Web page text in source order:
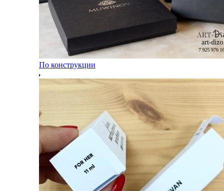
По конструкции